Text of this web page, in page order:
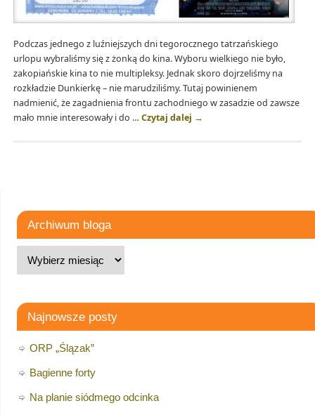
Podczas jednego z luźniejszych dni tegorocznego tatrzańskiego
urlopu wybraliśmy się z żonką do kina. Wyboru wielkiego nie było,
zakopiańskie kina to nie multipleksy. Jednak skoro dojrzeliśmy na
rozkładzie Dunkierkę – nie marudziliśmy. Tutaj powinienem
nadmienić, że zagadnienia frontu zachodniego w zasadzie od zawsze
mało mnie interesowały i do … Czytaj dalej →
Archiwum bloga
Najnowsze posty
ORP „Ślązak”
Bagienne forty
Na planie siódmego odcinka